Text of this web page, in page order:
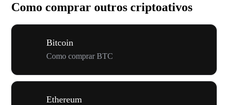
Como comprar outros criptoativos
Bitcoin
Como comprar BTC
Ethereum